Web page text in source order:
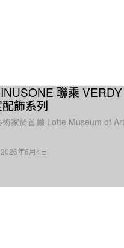
聯乘
飾系列
家於首爾 Lotte Museum of
2026年6月4日